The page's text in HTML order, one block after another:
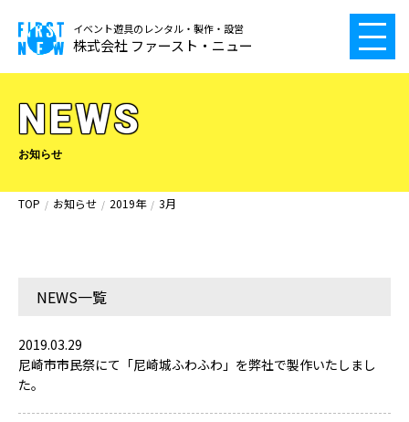
イベント遊具のレンタル・製作・設営
株式会社 ファースト・ニュー
NEWS
お知らせ
TOP お知らせ 2019年 3月
NEWS一覧
2019.03.29
尼崎市市民祭にて「尼崎城ふわふわ」を弊社で製作いたしまし
た。